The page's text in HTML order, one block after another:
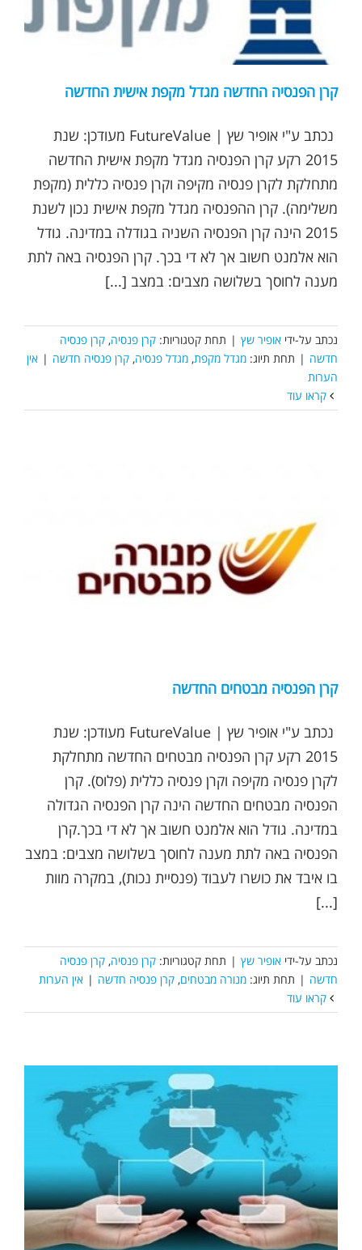
קרן הפנסיה החדשה מגדל מקפת אישית החדשה
נכתב ע"י אופיר שץ | FutureValue מעודכן: שנת
2015 רקע קרן הפנסיה מגדל מקפת אישית החדשה
מתחלקת לקרן פנסיה מקיפה וקרן פנסיה כללית (מקפת
משלימה). קרן ההפנסיה מגדל מקפת אישית נכון לשנת
2015 הינה קרן הפנסיה השניה בגודלה במדינה. גודל
הוא אלמנט חשוב אך לא די בכך. קרן הפנסיה באה לתת
מענה לחוסך בשלושה מצבים: במצב [...]
נכתב על-ידי אופיר שץ | תחת קטגוריות: קרן פנסיה, קרן פנסיה
חדשה | תחת תיוג: מגדל מקפת, מגדל פנסיה, קרן פנסיה חדשה | אין
הערות
קראו עוד
קרן הפנסיה מבטחים החדשה
נכתב ע"י אופיר שץ | FutureValue מעודכן: שנת
2015 רקע קרן הפנסיה מבטחים החדשה מתחלקת
לקרן פנסיה מקיפה וקרן פנסיה כללית (פלוס). קרן
הפנסיה מבטחים החדשה הינה קרן הפנסיה הגדולה
במדינה. גודל הוא אלמנט חשוב אך לא די בכך.קרן
הפנסיה באה לתת מענה לחוסך בשלושה מצבים: במצב
בו איבד את כושרו לעבוד (פנסיית נכות), במקרה מוות
[...]
נכתב על-ידי אופיר שץ | תחת קטגוריות: קרן פנסיה, קרן פנסיה
חדשה | תחת תיוג: מנורה מבטחים, קרן פנסיה חדשה | אין הערות
קראו עוד